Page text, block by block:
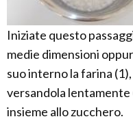
Iniziate questo
medie dimensioni
suo interno la farina
versandola lentamente
insieme allo zucchero.